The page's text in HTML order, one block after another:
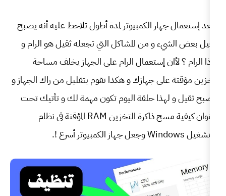
لمدة أطول تلاحظ عليه أنه يصبح
المشاكل التي تجعله ثقيل هو الرام و
إستعمال الرام على الجهاز يخلف مساحة
و هكذا تقوم بتقليل من راك الجهاز و
حلقة اليوم تكون مهمة لك و تأتيك تحت
عنوان كيفية مسح ذاكرة التخزين RAM المؤقتة في نظام